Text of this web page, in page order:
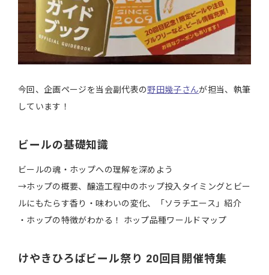
今回、企画ページを当会副代表の野田幾子さんが担当、執筆
しています！
ビールの基礎知識
ビールの魂・ホップへの理解を深めよう
→ホップの概要、醸造工程中のホップ投入タイミングとビー
ルにもたらす香り・味わいの変化、「ソラチエース」紹介
・ホップの特徴がわかる！ ホップ品種ワールドマップ
けやきひろばビール祭り 20回目開催特集